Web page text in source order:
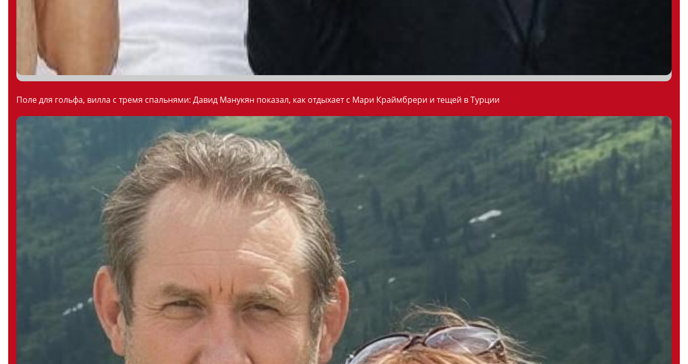
Поле для гольфа, вилла с тремя спальнями: Давид Манукян показал, как отдыхает с Мари Краймбрери и тещей в Турции